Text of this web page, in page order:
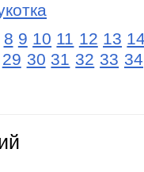
8 9 10 11 12 13
29 30 31 32 33 34